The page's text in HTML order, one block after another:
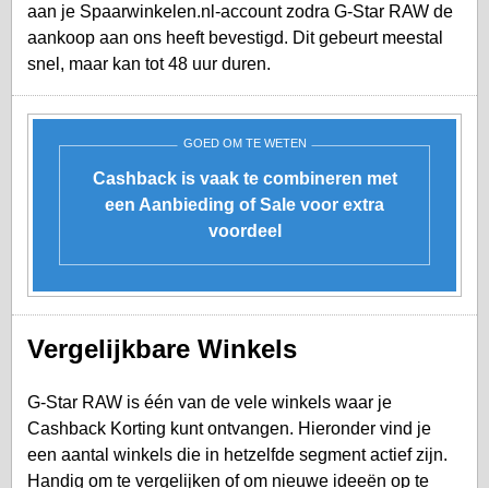
aan je Spaarwinkelen.nl-accountzodra G-Star RAW de
aankoop aan ons heeft bevestigd. Dit gebeurt meestal
snel, maar kan tot 48 uur duren.
GOED OM TE WETEN
Cashback is vaak te combineren met
een Aanbieding of Sale voor extra
voordeel
Vergelijkbare Winkels
G-Star RAW is één van de vele winkels waar je
Cashback Korting kunt ontvangen. Hieronder vind je
een aantal winkels die in hetzelfde segment actief zijn.
Handig om te vergelijken of om nieuwe ideeën op te